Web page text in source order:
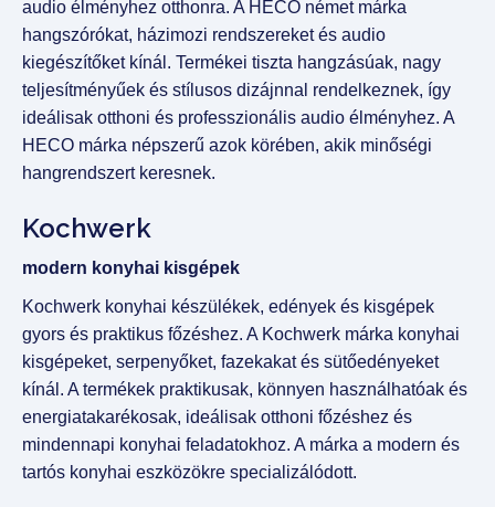
audio élményhez otthonra. A HECO német márka
hangszórókat, házimozi rendszereket és audio
kiegészítőket kínál. Termékei tiszta hangzásúak, nagy
teljesítményűek és stílusos dizájnnal rendelkeznek, így
ideálisak otthoni és professzionális audio élményhez. A
HECO márka népszerű azok körében, akik minőségi
hangrendszert keresnek.
Kochwerk
modern konyhai kisgépek
Kochwerk konyhai készülékek, edények és kisgépek
gyors és praktikus főzéshez. A Kochwerk márka konyhai
kisgépeket, serpenyőket, fazekakat és sütőedényeket
kínál. A termékek praktikusak, könnyen használhatóak és
energiatakarékosak, ideálisak otthoni főzéshez és
mindennapi konyhai feladatokhoz. A márka a modern és
tartós konyhai eszközökre specializálódott.